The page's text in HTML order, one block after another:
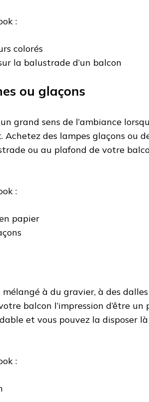
:
colorés
la balustrade d’un balcon
ou glaçons
grand sens de l’ambiance
Achetez des lampes glaçons ou
ou au plafond de votre
:
papier
à du gravier, à des
balcon l’impression d’être
et vous pouvez la disposer
: